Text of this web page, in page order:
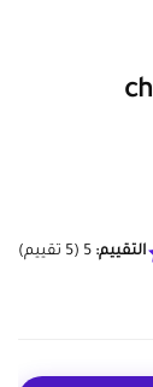
التقييم: 5
(
5 تقييم)